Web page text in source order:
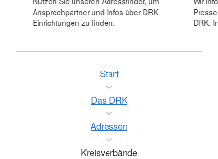
Ansprechpartner und Infos über DRK-
Einrichtungen zu finden.
DRK.
Start
Das DRK
Adressen
Kreisverbände